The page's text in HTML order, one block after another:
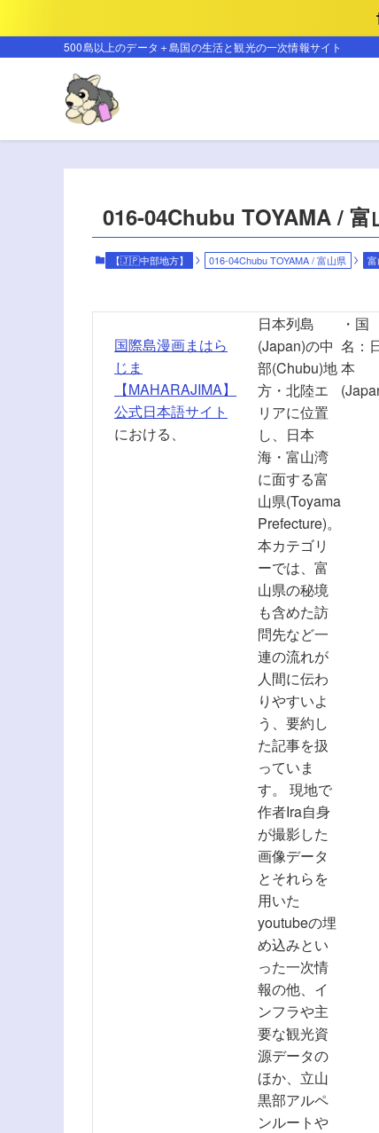
500島以上のデータ＋島国の生活と観光の一次情報サイト
016-04Chubu TOYAMA / 富
【🇯🇵中部地方】 016-04Chubu TOYAMA / 富山県
国際島漫画まはら
じま
【MAHARAJIMA】
公式日本語サイト
における、
日本列島
(Japan)の中
部(Chubu)地
方・北陸エ
リアに位置
し、日本
海・富山湾
に面する富
山県(Toyama
Prefecture)。
本カテゴリ
ーでは、富
山県の秘境
も含めた訪
問先など一
連の流れが
人間に伝わ
りやすいよ
う、要約し
た記事を扱
っていま
す。 現地で
作者Ira自身
が撮影した
画像データ
とそれらを
用いた
youtubeの埋
め込みとい
った一次情
報の他、イ
ンフラや主
要な観光資
源データの
ほか、立山
黒部アルペ
ンルートや
・国
名：
本